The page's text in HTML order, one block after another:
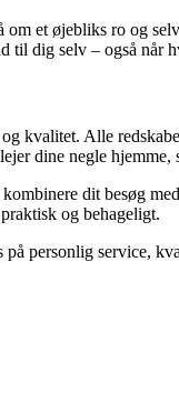
et øjebliks ro og
til dig selv – også når
kvalitet. Alle
dine negle
dit besøg
og behageligt.
personlig service,